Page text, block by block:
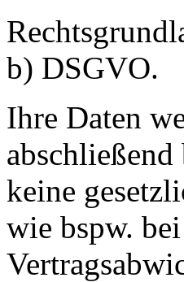
b) DSGVO.
Ihre Daten
keine
wie bspw.